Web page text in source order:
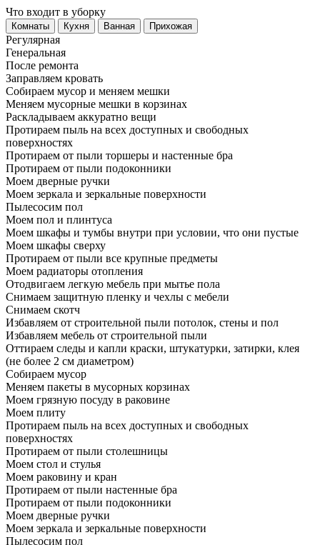
Что входит в уборку
Регу­лярная
Гене­ральная
После ремонта
Заправляем кровать
Собираем мусор и меняем мешки
Меняем мусорные мешки в корзинах
Раскладываем аккуратно вещи
Протираем пыль на всех доступных и свободных
поверхностях
Протираем от пыли торшеры и настенные бра
Протираем от пыли подоконники
Моем дверные ручки
Моем зеркала и зеркальные поверхности
Пылесосим пол
Моем пол и плинтуса
Моем шкафы и тумбы внутри при условии, что они пустые
Моем шкафы сверху
Протираем от пыли все крупные предметы
Моем радиаторы отопления
Отодвигаем легкую мебель при мытье пола
Снимаем защитную пленку и чехлы с мебели
Снимаем скотч
Избавляем от строительной пыли потолок, стены и пол
Избавляем мебель от строительной пыли
Оттираем следы и капли краски, штукатурки, затирки, клея
(не более 2 см диаметром)
Собираем мусор
Меняем пакеты в мусорных корзинах
Моем грязную посуду в раковине
Моем плиту
Протираем пыль на всех доступных и свободных
поверхностях
Протираем от пыли столешницы
Моем стол и стулья
Моем раковину и кран
Протираем от пыли настенные бра
Протираем от пыли подоконники
Моем дверные ручки
Моем зеркала и зеркальные поверхности
Пылесосим пол